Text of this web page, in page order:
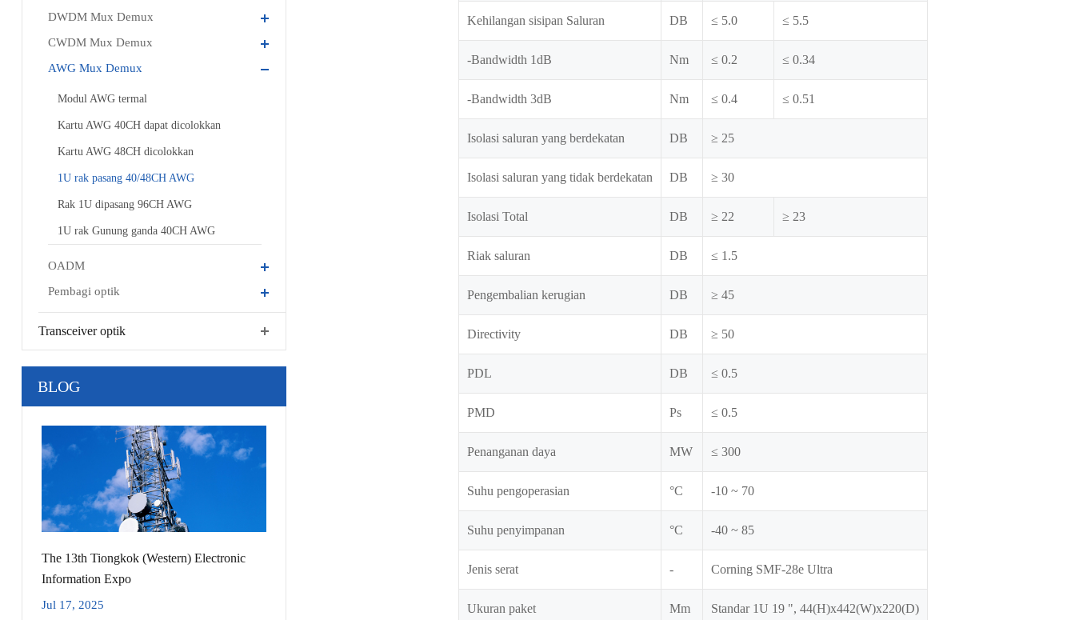
DWDM Mux Demux
CWDM Mux Demux
AWG Mux Demux
Modul AWG termal
Kartu AWG 40CH dapat dicolokkan
Kartu AWG 48CH dicolokkan
1U rak pasang 40/48CH AWG
Rak 1U dipasang 96CH AWG
1U rak Gunung ganda 40CH AWG
OADM
Pembagi optik
Transceiver optik
BLOG
The 13th Tiongkok (Western) Electronic
Information Expo
Jul 17, 2025
Kehilangan sisipan Saluran DB ≤ 5.0 ≤ 5.5
-Bandwidth 1dB Nm ≤ 0.2 ≤ 0.34
-Bandwidth 3dB Nm ≤ 0.4 ≤ 0.51
Isolasi saluran yang berdekatan DB ≥ 25
Isolasi saluran yang tidak berdekatan DB ≥ 30
Isolasi Total DB ≥ 22 ≥ 23
Riak saluran DB ≤ 1.5
Pengembalian kerugian DB ≥ 45
Directivity DB ≥ 50
PDL DB ≤ 0.5
PMD Ps ≤ 0.5
Penanganan daya MW ≤ 300
Suhu pengoperasian °C -10 ~ 70
Suhu penyimpanan °C -40 ~ 85
Jenis serat - Corning SMF-28e Ultra
Ukuran paket Mm Standar 1U 19 ", 44(H)x442(W)x220(D)